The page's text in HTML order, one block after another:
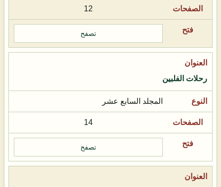
12
تصفح
رحلات الفلبين
المجلد السابع عشر
14
تصفح